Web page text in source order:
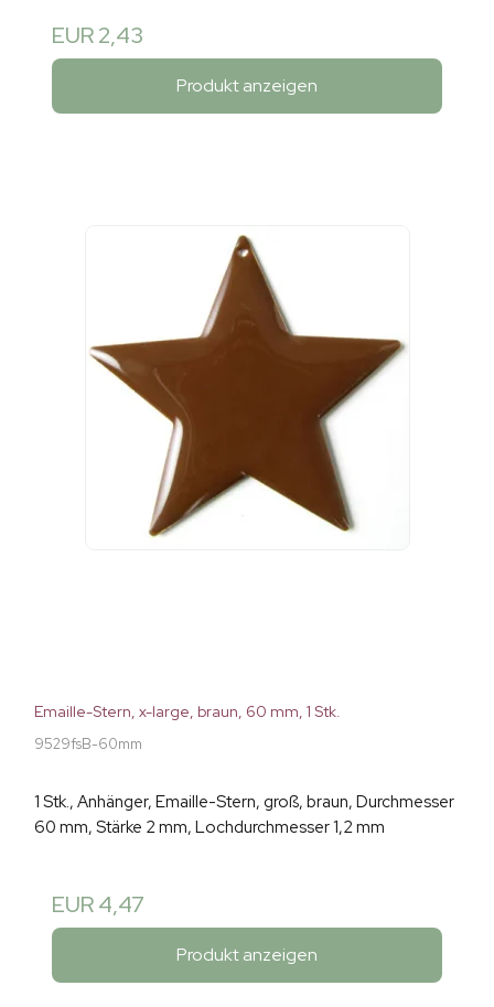
EUR 2,43
Produkt anzeigen
Emaille-Stern, x-large, braun, 60 mm, 1 Stk.
9529fsB-60mm
1 Stk., Anhänger, Emaille-Stern, groß, braun, Durchmesser
60 mm, Stärke 2 mm, Lochdurchmesser 1,2 mm
EUR 4,47
Produkt anzeigen